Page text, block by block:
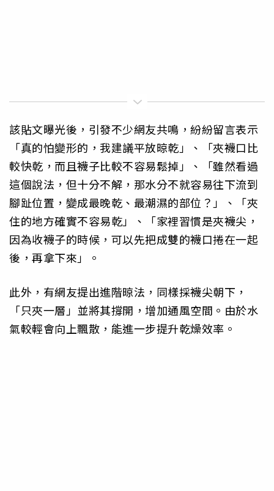
該貼文曝光後，引發不少網友共鳴，紛紛留言表示
「真的怕變形的，我建議平放晾乾」、「夾襪口比
較快乾，而且襪子比較不容易鬆掉」、「雖然看過
這個說法，但十分不解，那水分不就容易往下流到
腳趾位置，變成最晚乾、最潮濕的部位？」、「夾
住的地方確實不容易乾」、「家裡習慣是夾襪尖，
因為收襪子的時候，可以先把成雙的襪口捲在一起
後，再拿下來」。
此外，有網友提出進階晾法，同樣採襪尖朝下，
「只夾一層」並將其撐開，增加通風空間。由於水
氣較輕會向上飄散，能進一步提升乾燥效率。